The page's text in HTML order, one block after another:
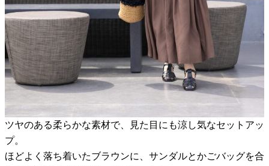
ツヤのある柔らかな素材で、見た目にも涼し気なセットアッ
プ。
ほどよく落ち着いたブラウンに、サンダルとかごバッグを合